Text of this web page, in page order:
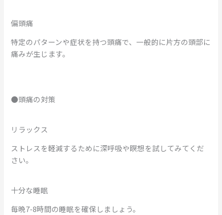
偏頭痛
特定のパターンや症状を持つ頭痛で、一般的に片方の頭部に
痛みが生じます。
●頭痛の対策
リラックス
ストレスを軽減するために深呼吸や瞑想を試してみてくだ
さい。
十分な睡眠
毎晩7-8時間の睡眠を確保しましょう。